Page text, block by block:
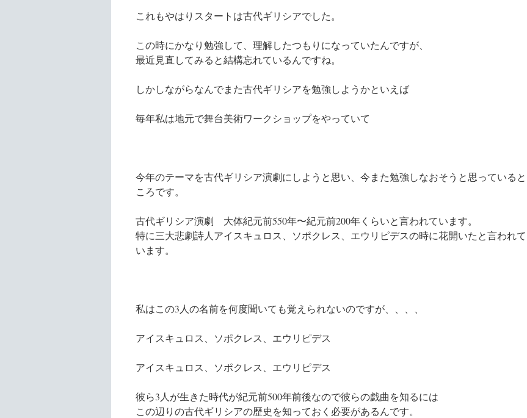
これもやはりスタートは古代ギリシアでした。
この時にかなり勉強して、理解したつもりになっていたんですが、
最近見直してみると結構忘れているんですね。
しかしながらなんでまた古代ギリシアを勉強しようかといえば
毎年私は地元で舞台美術ワークショップをやっていて
今年のテーマを古代ギリシア演劇にしようと思い、今また勉強しなおそうと思っていると
ころです。
古代ギリシア演劇 大体紀元前550年〜紀元前200年くらいと言われています。
特に三大悲劇詩人アイスキュロス、ソポクレス、エウリピデスの時に花開いたと言われて
います。
私はこの3人の名前を何度聞いても覚えられないのですが、、、、
アイスキュロス、ソポクレス、エウリピデス
アイスキュロス、ソポクレス、エウリピデス
彼ら3人が生きた時代が紀元前500年前後なので彼らの戯曲を知るには
この辺りの古代ギリシアの歴史を知っておく必要があるんです。